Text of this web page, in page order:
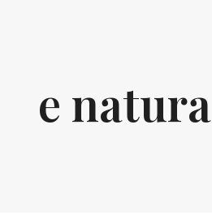
e natura